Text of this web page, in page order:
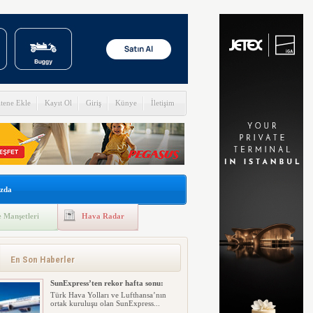
Ekle Kayıt Ol Giriş Künye İletişim
Manşetleri Hava Radar
En Son Haberler
SunExpress’ten rekor hafta sonu:
Türk Hava Yolları ve Lufthansa’nın
ortak kuruluşu olan SunExpress...